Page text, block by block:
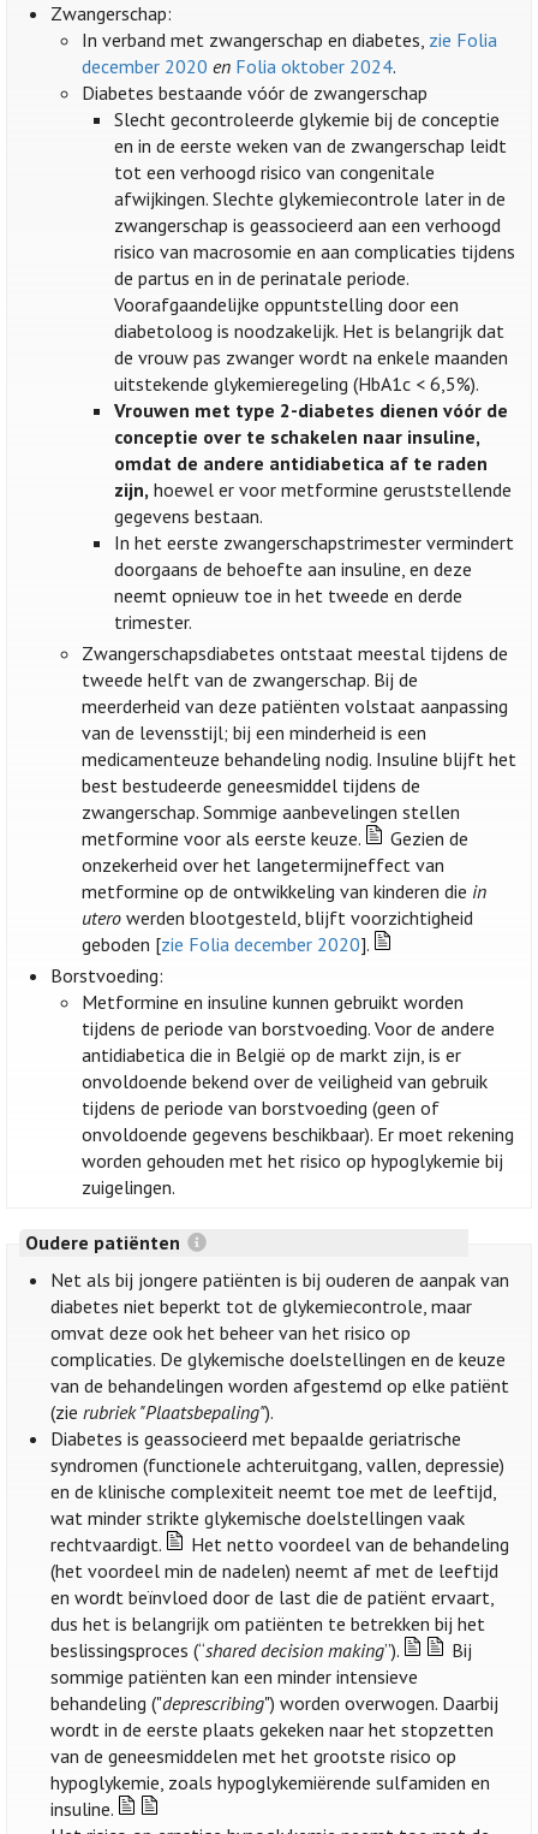
Zwangerschap:
In verband met zwangerschap en diabetes, zie Folia
december 2020 en Folia oktober 2024.
Diabetes bestaande vóór de zwangerschap
Slecht gecontroleerde glykemie bij de conceptie
en in de eerste weken van de zwangerschap leidt
tot een verhoogd risico van congenitale
afwijkingen. Slechte glykemiecontrole later in de
zwangerschap is geassocieerd aan een verhoogd
risico van macrosomie en aan complicaties tijdens
de partus en in de perinatale periode.
Voorafgaandelijke oppuntstelling door een
diabetoloog is noodzakelijk. Het is belangrijk dat
de vrouw pas zwanger wordt na enkele maanden
uitstekende glykemieregeling (HbA1c < 6,5%).
Vrouwen met type 2-diabetes dienen vóór de
conceptie over te schakelen naar insuline,
omdat de andere antidiabetica af te raden
zijn,hoewel er voor metformine geruststellende
gegevens bestaan.
In het eerste zwangerschapstrimester vermindert
doorgaans de behoefte aan insuline, en deze
neemt opnieuw toe in het tweede en derde
trimester.
Zwangerschapsdiabetes ontstaat meestal tijdens de
tweede helft van de zwangerschap. Bij de
meerderheid van deze patiënten volstaat aanpassing
van de levensstijl; bij een minderheid is een
medicamenteuze behandeling nodig. Insuline blijft het
best bestudeerde geneesmiddel tijdens de
zwangerschap. Sommige aanbevelingen stellen
metformine voor als eerste keuze.
Gezien de
onzekerheid over het langetermijneffect van
metformine op de ontwikkeling van kinderen die in
utero werden blootgesteld, blijft voorzichtigheid
geboden [zie Folia december 2020].
Borstvoeding:
Metformine en insuline kunnen gebruikt worden
tijdens de periode van borstvoeding. Voor de andere
antidiabetica die in België op de markt zijn, is er
onvoldoende bekend over de veiligheid van gebruik
tijdens de periode van borstvoeding (geen of
onvoldoende gegevens beschikbaar). Er moet rekening
worden gehouden met het risico op hypoglykemie bij
zuigelingen.
Oudere patiënten
Net als bij jongere patiënten is bij ouderen de aanpak van
diabetes niet beperkt tot de glykemiecontrole, maar
omvat deze ook het beheer van het risico op
complicaties. De glykemische doelstellingen en de keuze
van de behandelingen worden afgestemd op elke patiënt
(zierubriek "Plaatsbepaling").
Diabetes is geassocieerd met bepaalde geriatrische
syndromen (functionele achteruitgang, vallen, depressie)
en de klinische complexiteit neemt toe met de leeftijd,
wat minder strikte glykemische doelstellingen vaak
rechtvaardigt.
Het netto voordeel van de behandeling
(het voordeel min de nadelen) neemt af met de leeftijd
en wordt beïnvloed door de last die de patiënt ervaart,
dus het is belangrijk om patiënten te betrekken bij het
beslissingsproces (“shared decision making”).
Bij
sommige patiënten kan een minder intensieve
behandeling ("deprescribing") worden overwogen. Daarbij
wordt in de eerste plaats gekeken naar het stopzetten
van de geneesmiddelen met het grootste risico op
hypoglykemie, zoals hypoglykemiërende sulfamiden en
insuline.